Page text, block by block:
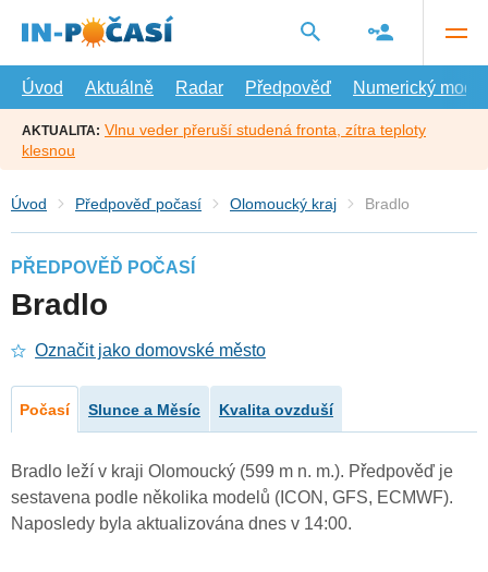
hlavní
Úvod
Aktuálně Radar Předpověď Numerický model
AKTUALITA: Vlnu veder přeruší studená fronta, zítra teploty
klesnou
Úvod Předpověď počasí Olomoucký kraj Bradlo
PŘEDPOVĚĎ POČASÍ
Bradlo
Označit jako domovské město
Počasí Slunce a Měsíc Kvalita ovzduší
Bradlo leží v kraji Olomoucký (599 m n. m.). Předpověď je
sestavena podle několika modelů (ICON, GFS, ECMWF).
Naposledy byla aktualizována dnes v 14:00.